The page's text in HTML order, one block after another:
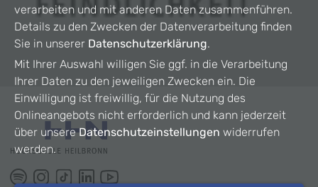
verarbeiten und mit anderen Daten zusammenführen.
Details zu den Zwecken der Datenverarbeitung finden
Sie in unserer Datenschutzerklärung.
Mit Ihrer Auswahl willigen Sie ggf. in die Verarbeitung
Ihrer Daten zu den jeweiligen Zwecken ein. Die
Einwilligung ist freiwillig, für die Nutzung des
Onlineangebots nicht erforderlich und kann jederzeit
über unsereDatenschutzeinstellungen widerrufen
werden.